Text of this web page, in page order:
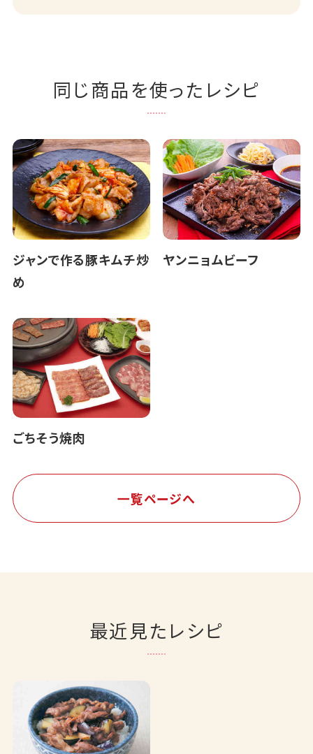
同じ商品を使ったレシピ
ジャンで作る豚キムチ炒
め
ヤンニョムビーフ
ごちそう焼肉
一覧ページへ
最近見たレシピ